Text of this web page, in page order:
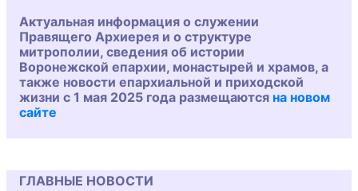
Актуальная информация о служении
Правящего Архиерея и о структуре
митрополии, сведения об истории
Воронежской епархии, монастырей и храмов, а
также новости епархиальной и приходской
жизни с 1 мая 2025 года размещаются на новом
сайте
ГЛАВНЫЕ НОВОСТИ